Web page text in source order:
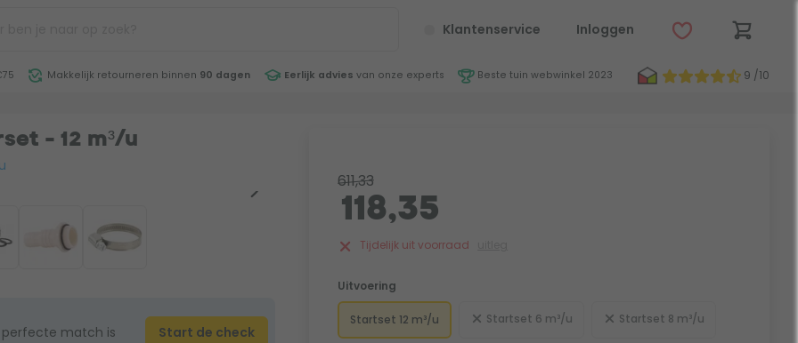
Klantenservice Inloggen
Makkelijk retourneren binnen 90 dagen Eerlijk advies van onze experts Beste tuin webwinkel 2023
9 /10
- 12 m³/u
perfecte match is
Start de check
611,33
118,35
Tijdelijk uit voorraad
Uitvoering
Startset 12 m³/u Startset 6 m³/u Startset 8 m³/u